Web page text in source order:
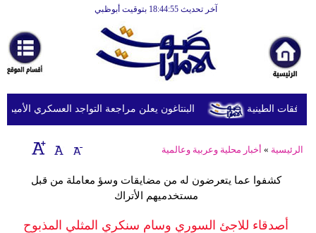
آخر تحديث 18:44:55 بتوقيت أبوظبي
أخبارعاجلة
رياضة
ثقافة
إقتصاد
وموسيقى
أزياء
البنتاغون يعلن مراجعة التواجد العسكري الأميركي
الرئيسية » أخبار محلية وعربية وعالمية
كشفوا عما يتعرضون له من مضايقات وسؤ معاملة من قبل
مستخدميهم الأتراك
أصدقاء للاجئ السوري وسام سنكري المثلي المذبوح